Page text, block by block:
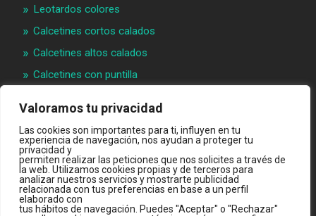
Valoramos tu privacidad
Las cookies son importantes para ti, influyen en tu
experiencia de navegación, nos ayudan a proteger tu
privacidad y
permiten realizar las peticiones que nos solicites a través de
la web. Utilizamos cookies propias y de terceros para
analizar nuestros servicios y mostrarte publicidad
relacionada con tus preferencias en base a un perfil
elaborado con
tus hábitos de navegación. Puedes "Aceptar" o "Rechazar"
Leotardos colores
Calcetines cortos calados
Calcetines altos calados
Calcetines con puntilla
Materias primeras
Videos
Quiénes somos
Contacto
INTRANET B2B